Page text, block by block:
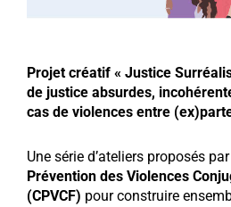
Projet créatif « Justice
de justice absurdes,
cas de violences entre
Une série d’ateliers proposés
Prévention des Violences
(CPVCF) pour construire